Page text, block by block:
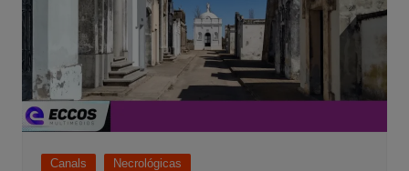
Canals Necrológicas